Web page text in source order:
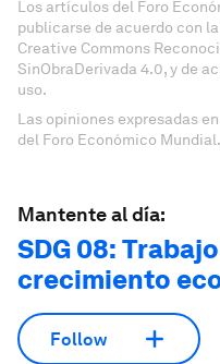
Los artículos del Foro
publicarse de acuerdo con
Creative Commons
SinObraDerivada 4.0, y de
uso.
Las opiniones expresadas
del Foro Económico Mundial.
Mantente al día:
SDG 08:
crecimiento
Follow